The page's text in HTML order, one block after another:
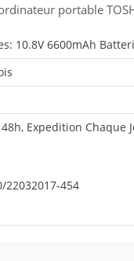
portable
10.8V 6600mAh
Expedition Chaque
22032017-454